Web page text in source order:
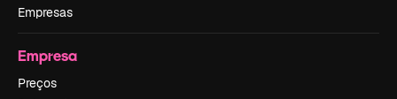
Empresas
Empresa
Preços